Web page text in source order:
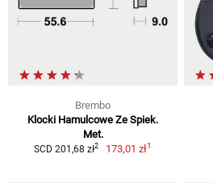
Brembo
Klocki Hamulcowe Ze Spiek.
Met.
SCD 201,68 zł2 173,01 zł1